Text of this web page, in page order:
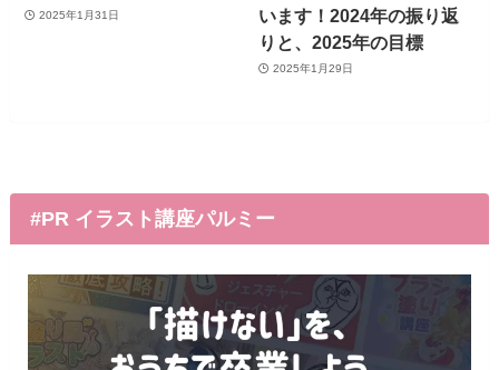
2025年1月31日
います！2024年の振り返
りと、2025年の目標
2025年1月29日
#PR イラスト講座パルミー